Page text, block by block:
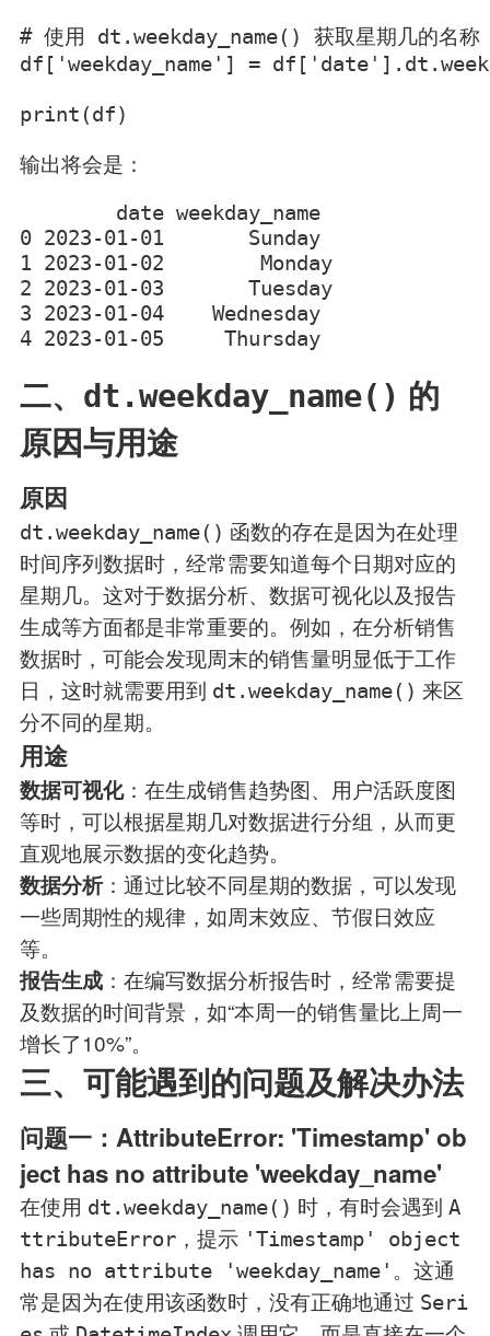
# 使用 dt.weekday_name() 获取星期几的名称
df['weekday_name'] =
print(df)
输出将会是：
        date weekday_name
0 2023-01-01       Sunday
1 2023-01-02        Monday
2 2023-01-03       Tuesday
3 2023-01-04    Wednesday
4 2023-01-05     Thursday
二、 dt.weekday_name() 的
原因与用途
原因
dt.weekday_name() 函数的存在是因为在处理
时间序列数据时，经常需要知道每个日期对应的
星期几。这对于数据分析、数据可视化以及报告
生成等方面都是非常重要的。例如，在分析销售
数据时，可能会发现周末的销售量明显低于工作
日，这时就需要用到 dt.weekday_name() 来区
分不同的星期。
用途
数据可视化：在生成销售趋势图、用户活跃度图
等时，可以根据星期几对数据进行分组，从而更
直观地展示数据的变化趋势。
数据分析：通过比较不同星期的数据，可以发现
一些周期性的规律，如周末效应、节假日效应
等。
报告生成：在编写数据分析报告时，经常需要提
及数据的时间背景，如“本周一的销售量比上周一
增长了10%”。
三、可能遇到的问题及解决办法
问题一：AttributeError: 'Timestamp' ob
ject has no attribute 'weekday_name'
在使用 dt.weekday_name() 时，有时会遇到 A
ttributeError，提示 'Timestamp' object
has no attribute 'weekday_name' 。这通
常是因为在使用该函数时，没有正确地通过 Seri